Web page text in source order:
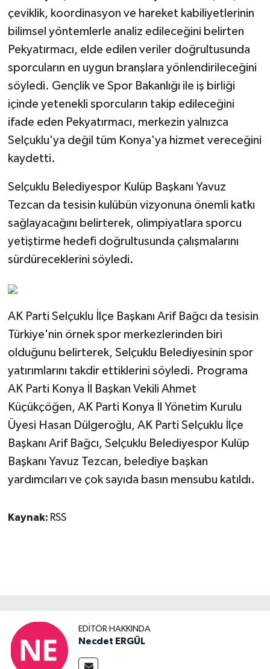
çeviklik, koordinasyon ve hareket kabiliyetlerinin
bilimsel yöntemlerle analiz edileceğini belirten
Pekyatırmacı, elde edilen veriler doğrultusunda
sporcuların en uygun branşlara yönlendirileceğini
söyledi. Gençlik ve Spor Bakanlığı ile iş birliği
içinde yetenekli sporcuların takip edileceğini
ifade eden Pekyatırmacı, merkezin yalnızca
Selçuklu'ya değil tüm Konya'ya hizmet vereceğini
kaydetti.
Selçuklu Belediyespor Kulüp Başkanı Yavuz
Tezcan da tesisin kulübün vizyonuna önemli katkı
sağlayacağını belirterek, olimpiyatlara sporcu
yetiştirme hedefi doğrultusunda çalışmalarını
sürdüreceklerini söyledi.
AK Parti Selçuklu İlçe Başkanı Arif Bağcı da tesisin
Türkiye'nin örnek spor merkezlerinden biri
olduğunu belirterek, Selçuklu Belediyesinin spor
yatırımlarını takdir ettiklerini söyledi. Programa
AK Parti Konya İl Başkan Vekili Ahmet
Küçükçöğen, AK Parti Konya İl Yönetim Kurulu
Üyesi Hasan Dülgeroğlu, AK Parti Selçuklu İlçe
Başkanı Arif Bağcı, Selçuklu Belediyespor Kulüp
Başkanı Yavuz Tezcan, belediye başkan
yardımcıları ve çok sayıda basın mensubu katıldı.
Kaynak: RSS
EDITÖR HAKKINDA
Necdet ERGÜL